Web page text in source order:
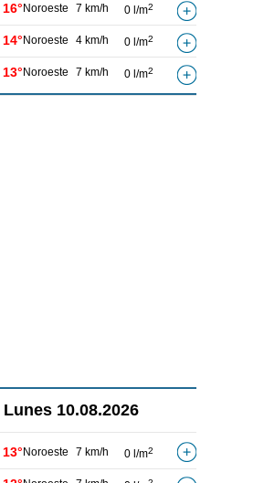
16° Noroeste 7 km/h 0 l/m2
14° Noroeste 4 km/h 0 l/m2
13° Noroeste 7 km/h 0 l/m2
Lunes 10.08.2026
13° Noroeste 7 km/h 0 l/m2